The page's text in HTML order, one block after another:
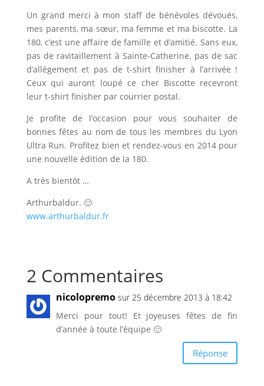
Un grand merci à mon staff de bénévoles dévoués,
mes parents, ma sœur, ma femme et ma biscotte. La
180, c’est une affaire de famille et d’amitié. Sans eux,
pas de ravitaillement à Sainte-Catherine, pas de sac
d’allègement et pas de t-shirt finisher à l’arrivée !
Ceux qui auront loupé ce cher Biscotte recevront
leur t-shirt finisher par courrier postal.
Je profite de l’occasion pour vous souhaiter de
bonnes fêtes au nom de tous les membres du Lyon
Ultra Run. Profitez bien et rendez-vous en 2014 pour
une nouvelle édition de la 180.
A très bientôt …
Arthurbaldur. 🙂
www.arthurbaldur.fr
2 Commentaires
nicolopremo sur 25 décembre 2013 à 18:42
Merci pour tout! Et joyeuses fêtes de fin
d’année à toute l’équipe 🙂
Réponse